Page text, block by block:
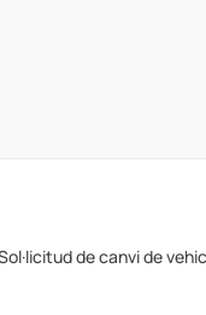
de canvi de